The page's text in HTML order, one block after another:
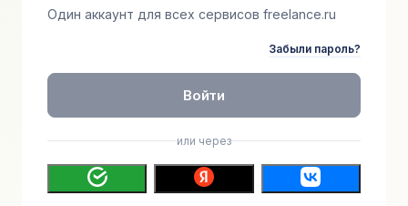
Один аккаунт для всех сервисов freelance.ru
Забыли пароль?
Войти
или через